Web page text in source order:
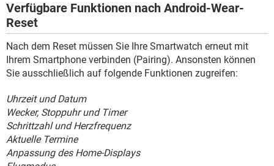
Verfügbare Funktionen nach Android-Wear-
Reset
Nach dem Reset müssen Sie Ihre Smartwatch erneut mit
Ihrem Smartphone verbinden (Pairing). Ansonsten können
Sie ausschließlich auf folgende Funktionen zugreifen:
Uhrzeit und Datum
Wecker, Stoppuhr und Timer
Schrittzahl und Herzfrequenz
Aktuelle Termine
Anpassung des Home-Displays